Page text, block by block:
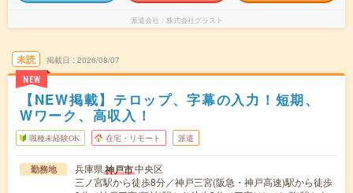
派遣会社 株式会社グラスト
未読
NEW
掲載日 2026/08/07
【NEW掲載】テロップ、字幕の入力！短期、
Wワーク、高収入！
職種未経験OK 在宅・リモート 派遣
勤務地 兵庫県神戸市中央区
三ノ宮駅から徒歩8分／神戸三宮(阪急・神戸高速)駅から徒歩